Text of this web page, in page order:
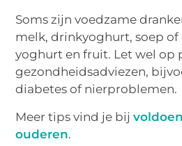
Soms zijn voedzame
melk, drinkyoghurt, soep
yoghurt en fruit. Let wel op
gezondheidsadviezen,
diabetes of nierproblemen.
Meer tips vind je bij
ouderen.